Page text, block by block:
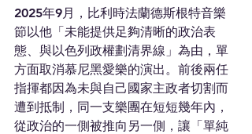
2025年9月，比利時法蘭德斯根特音樂
節以他「未能提供足夠清晰的政治表
態、與以色列政權劃清界線」為由，單
方面取消慕尼黑愛樂的演出。前後兩任
指揮都因為未與自己國家主政者切割而
遭到抵制，同一支樂團在短短幾年內，
從政治的一側被推向另一側，讓「單純